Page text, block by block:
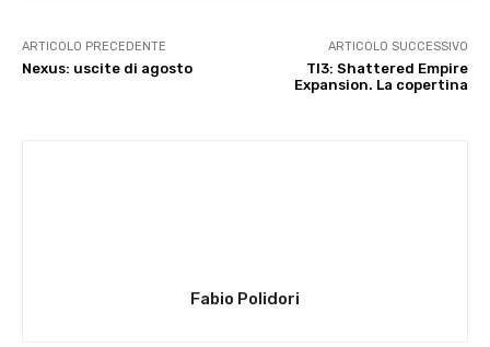
ARTICOLO PRECEDENTE
Nexus: uscite di agosto
ARTICOLO SUCCESSIVO
TI3: Shattered Empire
Expansion. La copertina
Fabio Polidori